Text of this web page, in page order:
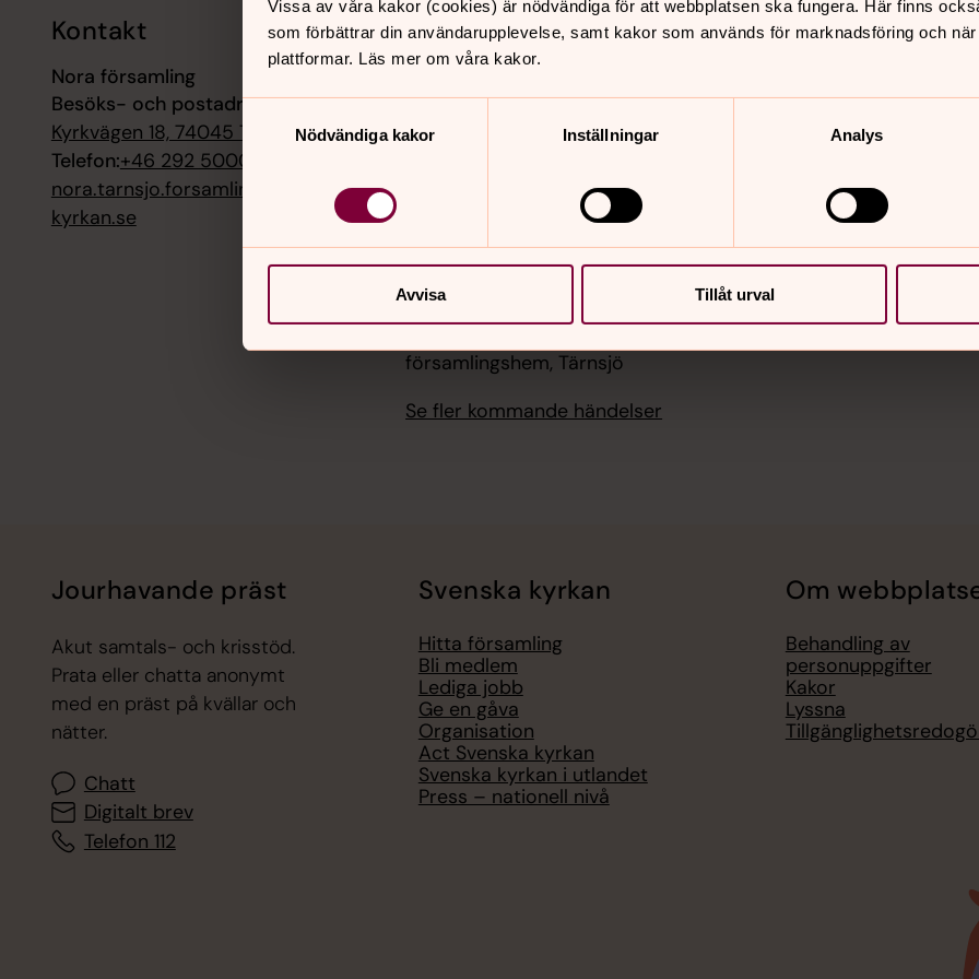
Vissa av våra kakor (cookies) är nödvändiga för att webbplatsen ska fungera. Här finns
som förbättrar din användarupplevelse, samt kakor som används för marknadsföring och
plattformar. Läs mer om våra kakor.
Nödvändiga kakor
Inställningar Analys
Avvisa Tillåt urval
Kontakt
Nora församling
Besöks- och postadress:
Kyrkvägen 18, 74045 TÄRNSJÖ
Telefon:+46 292 50009
nora.tarnsjo.forsamling@svenska
kyrkan.se
Kalender
Högmässa, Nora kyrka, Tärnsjö
Onsdagsträff på kyrkogården
församlingshem, Tärnsjö
Se fler kommande händelser
Hitta snabbt
Jourhavande präst
Akut samtals- och krisstöd.
Prata eller chatta anonymt
med en präst på kvällar och
nätter.
Chatt
Digitalt brev
Telefon 112
Svenska kyrkan
Hitta församling
Bli medlem
Lediga jobb
Ge en gåva
Organisation
Act Svenska kyrkan
Svenska kyrkan i utlandet
Press – nationell nivå
Om
Behandling av
personuppgifter
Kakor
Lyssna